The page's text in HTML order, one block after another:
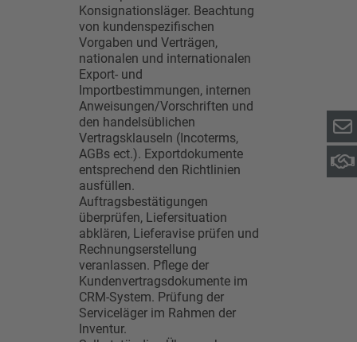
Konsignationsläger. Beachtung
von kundenspezifischen
Vorgaben und Verträgen,
nationalen und internationalen
Export- und
Importbestimmungen, internen
Anweisungen/Vorschriften und
den handelsüblichen
Vertragsklauseln (Incoterms,
AGBs ect.). Exportdokumente
entsprechend den Richtlinien
ausfüllen.
Auftragsbestätigungen
überprüfen, Liefersituation
abklären, Lieferavise prüfen und
Rechnungserstellung
veranlassen. Pflege der
Kundenvertragsdokumente im
CRM-System. Prüfung der
Serviceläger im Rahmen der
Inventur.